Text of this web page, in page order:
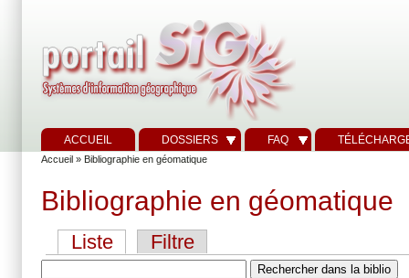
ACCUEIL DOSSIERS FAQ
Accueil » Bibliographie en géomatique
Bibliographie en géomatique
Liste Filtre